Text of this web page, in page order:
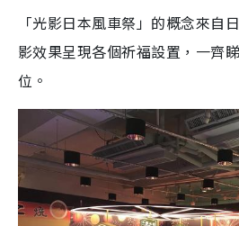
「光影日本風車祭」的概念來自
影效果呈現各個祈福設置，一齊
位。